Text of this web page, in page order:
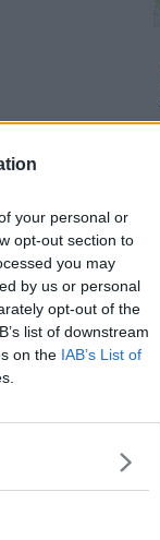
your personal or
opt-out section to
you may
by us or personal
opt-out of the
list of downstream
on the IAB’s List of